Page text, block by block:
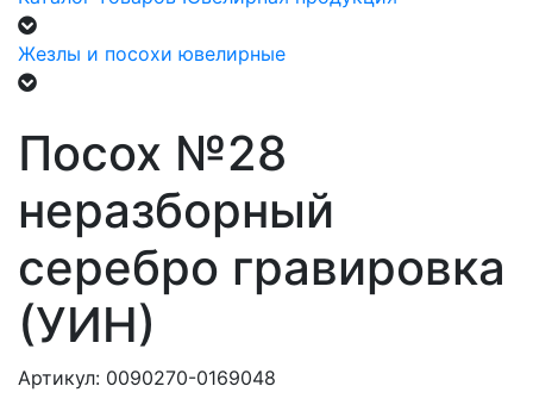
Жезлы и посохи ювелирные
Посох №28
неразборный
серебро гравировка
(УИН)
Артикул: 0090270-0169048